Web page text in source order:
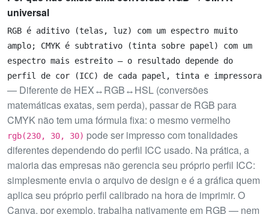
universal
RGB é aditivo (telas, luz) com um espectro muito
amplo; CMYK é subtrativo (tinta sobre papel) com um
espectro mais estreito — o resultado depende do
perfil de cor (ICC) de cada papel, tinta e impressora
— Diferente de HEX↔RGB↔HSL (conversões
matemáticas exatas, sem perda), passar de RGB para
CMYK não tem uma fórmula fixa: o mesmo vermelho
rgb(230, 30, 30) pode ser impresso com tonalidades
diferentes dependendo do perfil ICC usado. Na prática, a
maioria das empresas não gerencia seu próprio perfil ICC:
simplesmente envia o arquivo de design e é a gráfica quem
aplica seu próprio perfil calibrado na hora de imprimir. O
Canva, por exemplo, trabalha nativamente em RGB — nem